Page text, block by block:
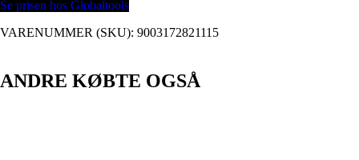
Se prisen hos Globaltools
VARENUMMER (SKU): 9003172821115
ANDRE KØBTE OGSÅ